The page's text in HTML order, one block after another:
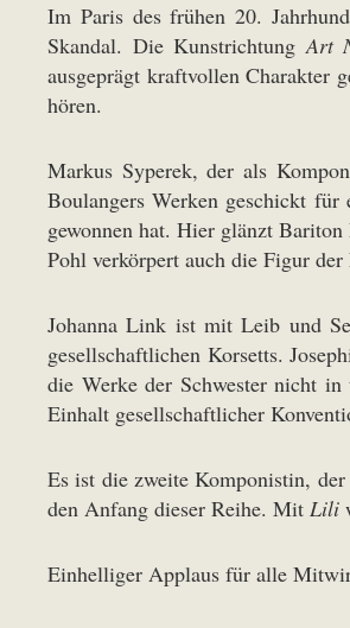
Im Paris des frühen 20.
Skandal. Die KunstrichtungArt
ausgeprägt kraftvollen Charakter
hören.
Markus Syperek, der als
Boulangers Werken geschickt für
gewonnen hat. Hier glänzt
Pohl verkörpert auch die Figur
Johanna Link ist mit Leib und
gesellschaftlichen Korsetts.
die Werke der Schwester nicht
Einhalt gesellschaftlicher
Es ist die zweite Komponistin,
den Anfang dieser Reihe. Mit Lili
Einhelliger Applaus für alle